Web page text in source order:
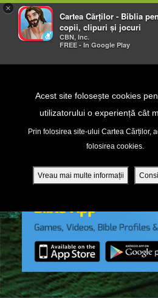
×
Cartea Cărților - Biblia
copii, clipuri și jocuri
CBN, Inc.
FREE - In Google Play
Acest site folosește cookies
utilizatorului o experiență cât
Prin folosirea site-ului Cartea Cărților,
folosirea cookies.
Vreau mai multe informații
DVD - Sezoane 1-4
mobilă
te